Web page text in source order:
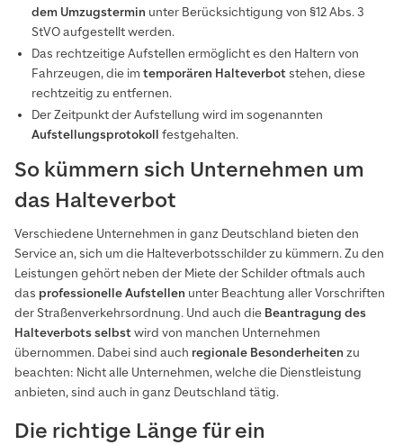
dem Umzugstermin unter Berücksichtigung von §12 Abs. 3
StVO aufgestellt werden.
Das rechtzeitige Aufstellen ermöglicht es den Haltern von
Fahrzeugen, die im temporären Halteverbotstehen, diese
rechtzeitig zu entfernen.
Der Zeitpunkt der Aufstellung wird im sogenannten
Aufstellungsprotokoll festgehalten.
So kümmern sich Unternehmen um
das Halteverbot
Verschiedene Unternehmen in ganz Deutschland bieten den
Service an, sich um die Halteverbotsschilder zu kümmern. Zu den
Leistungen gehört neben der Miete der Schilder oftmals auch
das professionelle Aufstellen unter Beachtung aller Vorschriften
der Straßenverkehrsordnung. Und auch die Beantragung des
Halteverbots selbstwird von manchen Unternehmen
übernommen. Dabei sind auch regionale Besonderheiten zu
beachten: Nicht alle Unternehmen, welche die Dienstleistung
anbieten, sind auch in ganz Deutschland tätig.
Die richtige Länge für ein